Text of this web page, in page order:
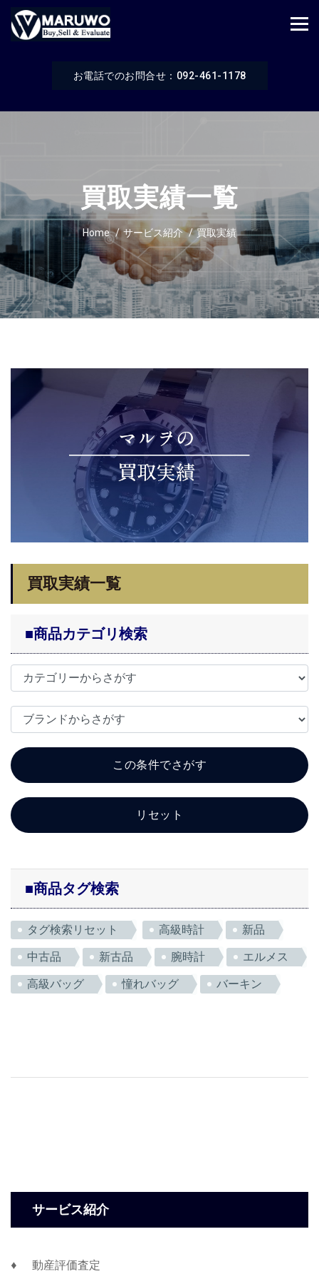
お電話でのお問合せ：092-461-1178
買取実績一覧
Home サービス紹介 買取実績
買取実績一覧
■商品カテゴリ検索
■商品タグ検索
タグ検索リセット 高級時計
新品
中古品
新古品 腕時計
エルメス
高級バッグ
憧れバッグ バーキン
サービス紹介
動産評価査定